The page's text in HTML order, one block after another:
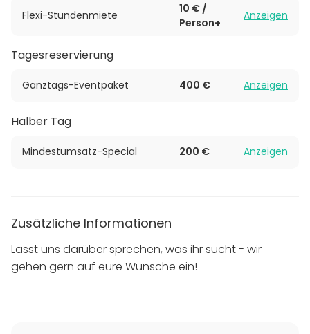
Flexi-Stundenmiete
10 € /
Person+
Anzeigen
Tagesreservierung
Ganztags-Eventpaket 400 € Anzeigen
Halber Tag
Mindestumsatz-Special 200 € Anzeigen
Zusätzliche Informationen
Lasst uns darüber sprechen, was ihr sucht - wir
gehen gern auf eure Wünsche ein!